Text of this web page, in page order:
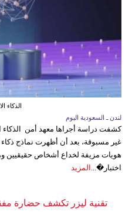
الذكاء
لندن ـ السعودية اليوم
كشفت دراسة أجراها معهد أمن الذكاء
غير مسبوقة، بعد أن أظهرت نماذج
هويات مزيفة لخداع أشخاص حقيقيين
اختبار�... المزيد
تقنية ليزر تكشف حضارة